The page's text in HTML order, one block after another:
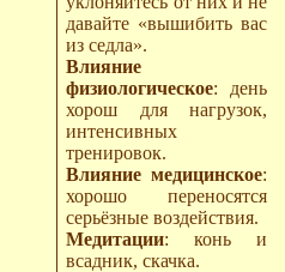
давайте «вышибить вас
из седла».
Влияние
физиологическое: день
хорош для нагрузок,
интенсивных
тренировок.
Влияние медицинское:
хорошо переносятся
серьёзные воздействия.
Медитации: конь и
всадник, скачка.